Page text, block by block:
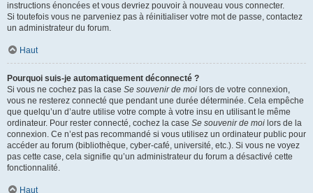
instructions énoncées et vous devriez pouvoir à nouveau vous connecter.
Si toutefois vous ne parveniez pas à réinitialiser votre mot de passe, contactez
un administrateur du forum.
Haut
Pourquoi suis-je automatiquement déconnecté ?
Si vous ne cochez pas la case Se souvenir de moi lors de votre connexion,
vous ne resterez connecté que pendant une durée déterminée. Cela empêche
que quelqu’un d’autre utilise votre compte à votre insu en utilisant le même
ordinateur. Pour rester connecté, cochez la case Se souvenir de moi lors de la
connexion. Ce n’est pas recommandé si vous utilisez un ordinateur public pour
accéder au forum (bibliothèque, cyber-café, université, etc.). Si vous ne voyez
pas cette case, cela signifie qu’un administrateur du forum a désactivé cette
fonctionnalité.
Haut